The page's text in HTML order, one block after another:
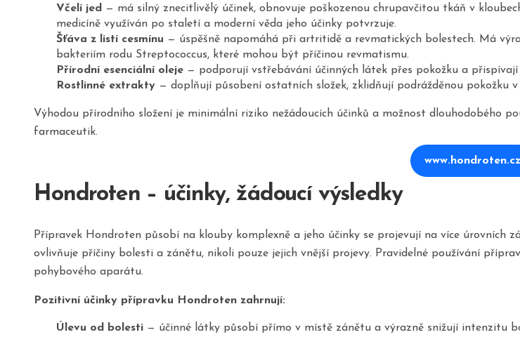
Včelí jed
— má silný znecitlivělý účinek, obnovuje poškozenou chrupavčitou tkáň v
medicíně využíván po staletí a moderní věda jeho účinky potvrzuje.
Šťáva z listí cesmínu — úspěšně napomáhá při artritidě a revmatických bolestech. Má
bakteriím rodu Streptococcus, které mohou být příčinou revmatismu.
Přírodní esenciální oleje — podporují vstřebávání účinných látek přes pokožku a přispívají
Rostlinné extrakty — doplňují působení ostatních složek, zklidňují podrážděnou pokožku
Výhodou přírodního složení je minimální riziko nežádoucích účinků a možnost dlouhodobého
farmaceutik.
www.hondroten.cz
Hondroten – účinky, žádoucí výsledky
Přípravek Hondroten působí na klouby komplexně a jeho účinky se projevují na více úrovních
ovlivňuje příčiny bolesti a zánětu, nikoli pouze jejich vnější projevy. Pravidelné používání
pohybového aparátu.
Pozitivní účinky přípravku Hondroten zahrnují:
Úlevu od bolesti — účinné látky působí přímo v místě zánětu a výrazně snižují intenzitu